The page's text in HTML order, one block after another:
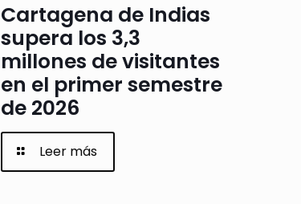
Cartagena de Indias
supera los 3,3
millones de visitantes
en el primer semestre
de 2026
Leer más